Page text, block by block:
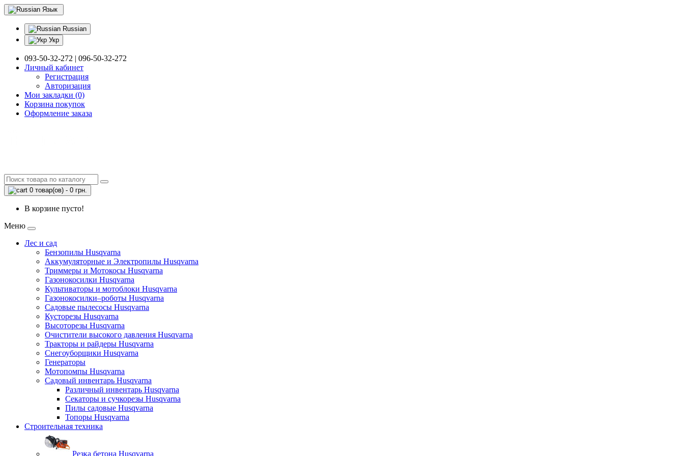
Язык
Russian
Укр
093-50-32-272 | 096-50-32-272
Личный кабинет
Регистрация
Авторизация
Мои закладки (0)
Корзина покупок
Оформление заказа
0 товар(ов) - 0 грн.
В корзине пусто!
Меню
Лес и сад
Бензопилы Husqvarna
Аккумуляторные и Электропилы Нusqvarna
Триммеры и Мотокосы Нusqvarna
Газонокосилки Husqvarna
Культиваторы и мотоблоки Husqvarna
Газонокосилки–роботы Husqvarna
Садовые пылесосы Husqvarna
Кусторезы Husqvarna
Высоторезы Husqvarna
Очистители высокого давления Husqvarna
Тракторы и райдеры Husqvarna
Снегоуборщики Husqvarna
Генераторы
Мотопомпы Husqvarna
Садовый инвентарь Husqvarna
Различный инвентарь Husqvarna
Секаторы и сучкорезы Husqvarna
Пилы садовые Husqvarna
Топоры Husqvarna
Строительная техника
Резка бетона Husqvarna